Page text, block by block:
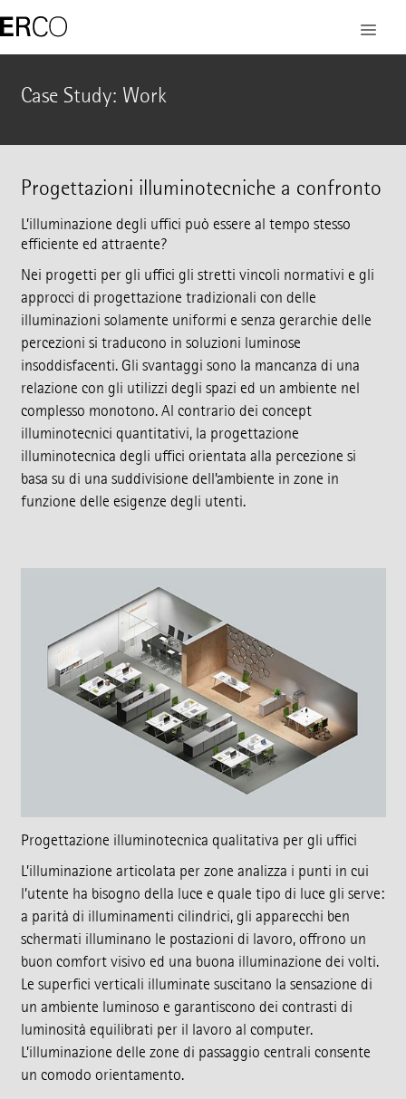
Case Study: Work
Progettazioni illuminotecniche a confronto
L’illuminazione degli uffici può essere al tempo stesso
efficiente ed attraente?
Nei progetti per gli uffici gli stretti vincoli normativi e gli
approcci di progettazione tradizionali con delle
illuminazioni solamente uniformi e senza gerarchie delle
percezioni si traducono in soluzioni luminose
insoddisfacenti. Gli svantaggi sono la mancanza di una
relazione con gli utilizzi degli spazi ed un ambiente nel
complesso monotono. Al contrario dei concept
illuminotecnici quantitativi, la progettazione
illuminotecnica degli uffici orientata alla percezione si
basa su di una suddivisione dell’ambiente in zone in
funzione delle esigenze degli utenti.
Progettazione illuminotecnica qualitativa per gli uffici
L’illuminazione articolata per zone analizza i punti in cui
l’utente ha bisogno della luce e quale tipo di luce gli serve:
a parità di illuminamenti cilindrici, gli apparecchi ben
schermati illuminano le postazioni di lavoro, offrono un
buon comfort visivo ed una buona illuminazione dei volti.
Le superfici verticali illuminate suscitano la sensazione di
un ambiente luminoso e garantiscono dei contrasti di
luminosità equilibrati per il lavoro al computer.
L’illuminazione delle zone di passaggio centrali consente
un comodo orientamento.